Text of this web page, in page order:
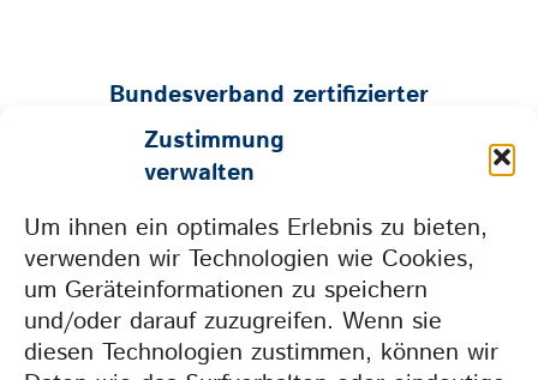
Zustimmung
verwalten
Um ihnen ein optimales Erlebnis zu bieten,
verwenden wir Technologien wie Cookies,
um Geräteinformationen zu speichern
und/oder darauf zuzugreifen. Wenn sie
diesen Technologien zustimmen, können wir
Bundesverband zertifizierter
Tierphysiotherapeuten e.V.
Geschäftsstelle:
Tel. 0157 73604665 • info@bzt-ev.de
Weil wir gemeinsam
mehr erreichen.